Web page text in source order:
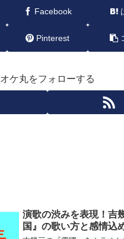
Facebook
Pinterest
オケ丸をフォローする
演歌の渋みを表現！吉
国』の歌い方と感情込